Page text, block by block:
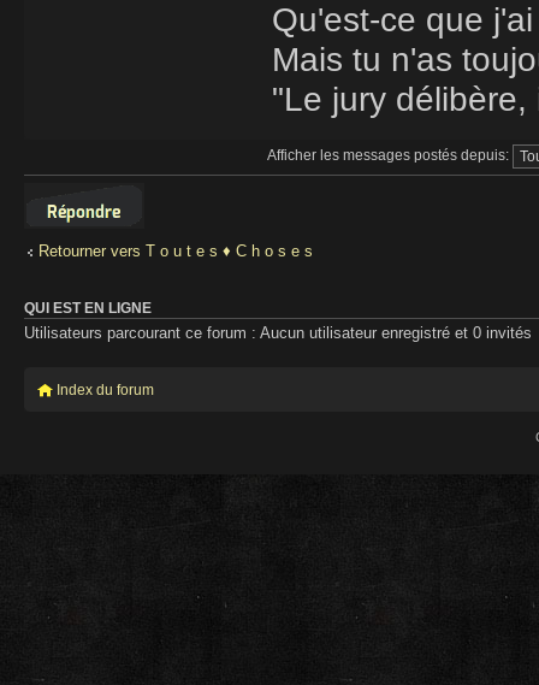
Qu'est-ce que
Mais tu n'as
"Le jury
Afficher les messages postés depuis:
Retourner vers T o u t e s ♦ C h o s e s
QUI EST EN LIGNE
Utilisateurs parcourant ce forum : Aucun utilisateur enregistré et 0 invités
Index du forum